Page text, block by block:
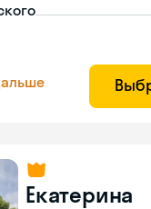
Екатерина